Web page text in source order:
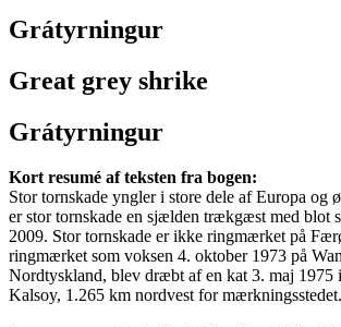
Grátyrningur
Great grey shrike
Grátyrningur
Kort resumé af teksten fra bogen:
Stor tornskade yngler i store dele af Europa og
er stor tornskade en sjælden trækgæst med blot
2009. Stor tornskade er ikke ringmærket på
ringmærket som voksen 4. oktober 1973 på
Nordtyskland, blev dræbt af en kat 3. maj 1975
Kalsoy, 1.265 km nordvest for mærkningsstedet.